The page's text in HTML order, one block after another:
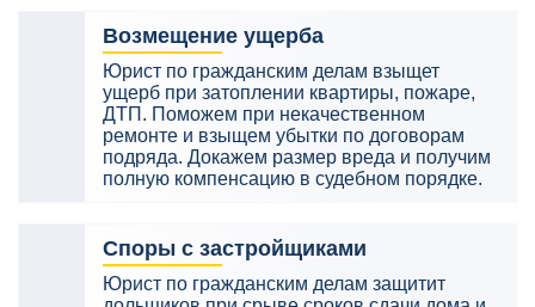
Возмещение ущерба
Юрист по гражданским делам взыщет
ущерб при затоплении квартиры, пожаре,
ДТП. Поможем при некачественном
ремонте и взыщем убытки по договорам
подряда. Докажем размер вреда и получим
полную компенсацию в судебном порядке.
Споры с застройщиками
Юрист по гражданским делам защитит